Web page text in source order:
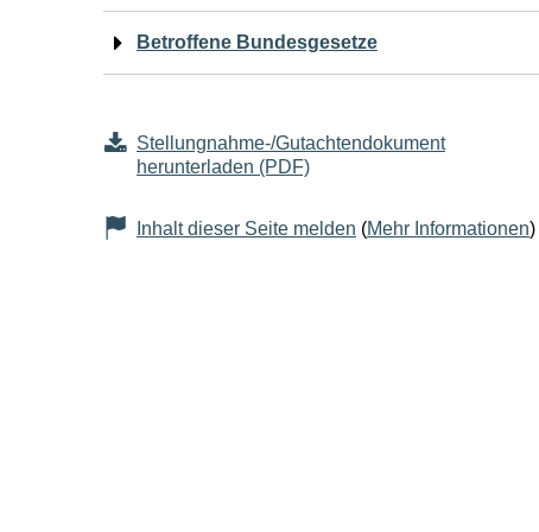
Seiteninhalt
Betroffene Bundesgesetze
Stellungnahme-/Gutachtendokument
herunterladen (PDF)
Inhalt dieser Seite melden (Mehr Informationen)